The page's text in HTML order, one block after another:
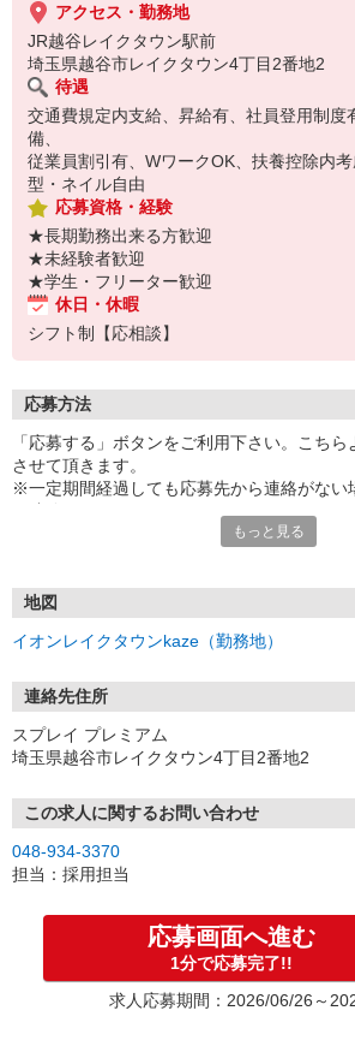
アクセス・勤務地
JR越谷レイクタウン駅前
埼玉県越谷市レイクタウン4丁目2番地2
待遇
交通費規定内支給、昇給有、社員登用制度
備、
従業員割引有、WワークOK、扶養控除内
型・ネイル自由
応募資格・経験
★長期勤務出来る方歓迎
★未経験者歓迎
★学生・フリーター歓迎
休日・休暇
シフト制【応相談】
応募方法
「応募する」ボタンをご利用下さい。こち
させて頂きます。
※一定期間経過しても応募先から連絡がない
電話でのご応募もお待ちしております。
https://mobareki.com/company/spray/detail/
もっと見る
地図
イオンレイクタウンkaze（勤務地）
連絡先住所
スプレイ プレミアム
埼玉県越谷市レイクタウン4丁目2番地2
この求人に関するお問い合わせ
048-934-3370
担当：採用担当
応募画面へ進む
1分で応募完了!!
求人応募期間：2026/06/26～